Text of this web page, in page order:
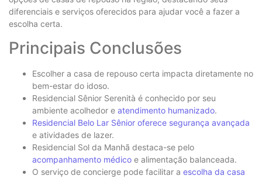
diferenciais e serviços oferecidos para ajudar você a fazer a
escolha certa.
Principais Conclusões
Escolher a casa de repouso certa impacta diretamente no
bem-estar do idoso.
Residencial Sênior Serenità é conhecido por seu
ambiente acolhedor e atendimento humanizado.
Residencial Belo Lar Sênior oferece segurança avançada
e atividades de lazer.
Residencial Sol da Manhã destaca-se pelo
acompanhamento médico e alimentação balanceada.
O serviço de concierge pode facilitar a escolha da casa